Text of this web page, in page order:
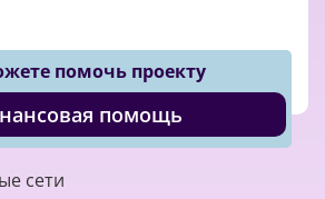
помочь проекту
помощь
сети